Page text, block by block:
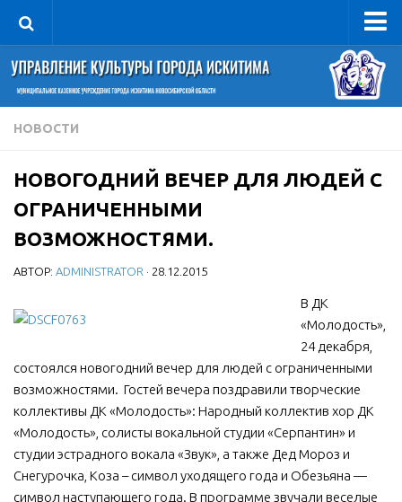
Управление
Руководитель
Сведения об организации
Книга почета культуры
Фотогалерея
Документы
Учредительные документы
Отчеты о деятельности
Учреждения культуры
МБУ Дом культуры «Молодость»
МБУ Дом культуры «Октябрь»
МБОУ ДО «Детская школа искусств»
НОВОСТИ
НОВОГОДНИЙ ВЕЧЕР ДЛЯ ЛЮДЕЙ С
ОГРАНИЧЕННЫМИ
ВОЗМОЖНОСТЯМИ.
АВТОР: ADMINISTRATOR · 28.12.2015
В ДК
«Молодость»,
24 декабря,
состоялся новогодний вечер для людей с ограниченными
возможностями. Гостей вечера поздравили творческие
коллективы ДК «Молодость»: Народный коллектив хор ДК
«Молодость», солисты вокальной студии «Серпантин» и
студии эстрадного вокала «Звук», а также Дед Мороз и
Снегурочка, Коза – символ уходящего года и Обезьяна —
символ наступающего года. В программе звучали веселые